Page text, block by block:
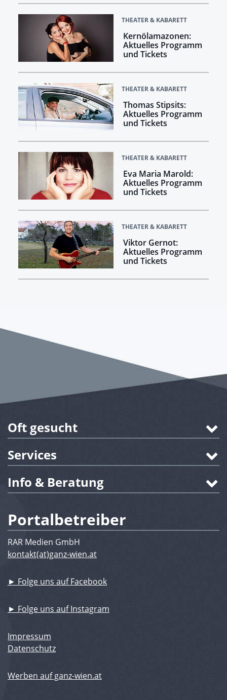
THEATER & KABARETT
Kernölamazonen:
Aktuelles Programm
und Tickets
THEATER & KABARETT
Thomas Stipsits:
Aktuelles Programm
und Tickets
THEATER & KABARETT
Eva Maria Marold:
Aktuelles Programm
und Tickets
THEATER & KABARETT
Viktor Gernot:
Aktuelles Programm
und Tickets
Oft gesucht
Services
Info & Beratung
Portalbetreiber
RAR Medien GmbH
kontakt(at)ganz-wien.at
► Folge uns auf Facebook
► Folge uns auf Instagram
Impressum
Datenschutz
Werben auf ganz-wien.at